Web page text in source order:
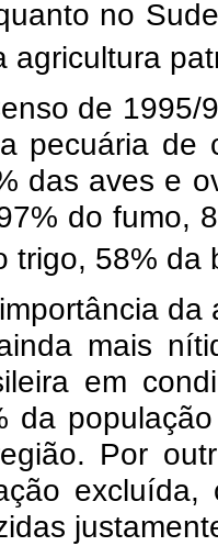
no
agricultura
de 1995/
pecuária de
das aves e
do fumo,
trigo, 58% da
mais
em
da
Por